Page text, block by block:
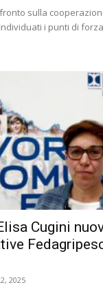
sulla
i punti di
Cugini
2025